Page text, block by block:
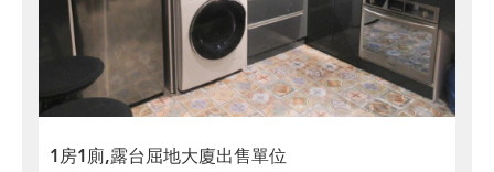
1房1廁,露台屈地大廈出售單位